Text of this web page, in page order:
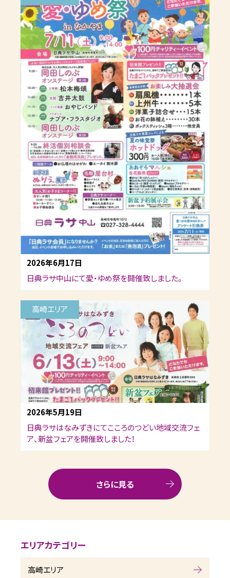
2026年6月17日
日典ラサ中山にて愛・ゆめ祭を開催致しました。
2026年5月19日
日典ラサはなみずきにてこころのつどい地域交流フェ
ア、新盆フェアを開催致しました！
高崎エリア
さらに見る
エリアカテゴリー
高崎エリア